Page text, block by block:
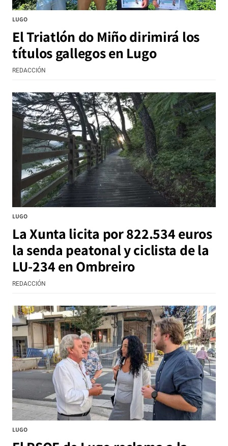
LUGO
El Triatlón do Miño dirimirá los
títulos gallegos en Lugo
REDACCIÓN
LUGO
La Xunta licita por 822.534 euros
la senda peatonal y ciclista de la
LU-234 en Ombreiro
REDACCIÓN
LUGO